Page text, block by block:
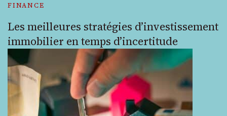
FINANCE
Les meilleures stratégies d’investissement
immobilier en temps d’incertitude